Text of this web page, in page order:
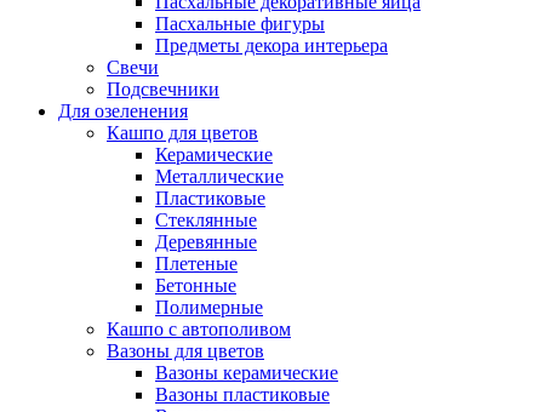
Пасхальные фигуры
Предметы декора интерьера
Свечи
Подсвечники
Для озеленения
Кашпо для цветов
Керамические
Металлические
Пластиковые
Стеклянные
Деревянные
Плетеные
Бетонные
Полимерные
Кашпо с автополивом
Вазоны для цветов
Вазоны керамические
Вазоны пластиковые